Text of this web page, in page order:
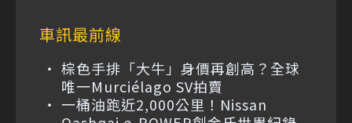
車訊最前線
棕色手排「大牛」身價再創高？全球
唯一Murciélago SV拍賣
一桶油跑近2,000公里！Nissan